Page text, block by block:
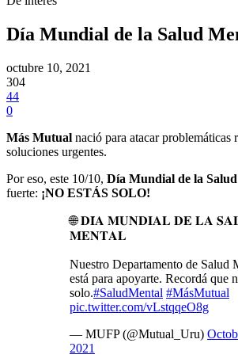
Día Mundial de la Salud
octubre 10, 2021
304
44
0
Más Mutual nació para atacar problemáticas
soluciones urgentes.
Por eso, este 10/10, Día Mundial de la
fuerte: ¡NO ESTÁS SOLO!
🌐 𝐃𝐈́𝐀 𝐌𝐔𝐍𝐃𝐈𝐀𝐋 𝐃𝐄 𝐋𝐀
𝐌𝐄𝐍𝐓𝐀𝐋
Nuestro Departamento de Salud
está para apoyarte. Recordá que
solo.#SaludMental #MásMutual
pic.twitter.com/vLstqqeO8g
— MUFP (@Mutual_Uru)
2021